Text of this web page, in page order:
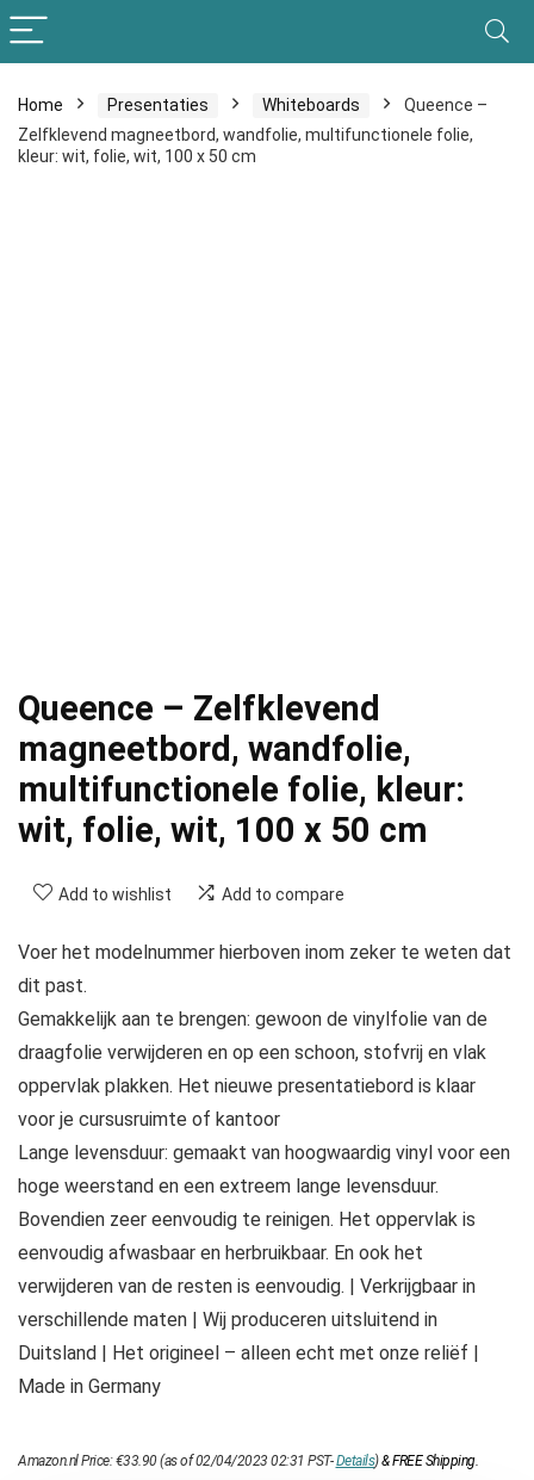
Home Presentaties Whiteboards
Queence –
Zelfklevend magneetbord, wandfolie, multifunctionele folie,
kleur: wit, folie, wit, 100 x 50 cm
Queence – Zelfklevend
magneetbord, wandfolie,
multifunctionele folie, kleur:
wit, folie, wit, 100 x 50 cm
Add to wishlist Add to compare
Voer het modelnummer hierboven inom zeker te weten dat
dit past.
Gemakkelijk aan te brengen: gewoon de vinylfolie van de
draagfolie verwijderen en op een schoon, stofvrij en vlak
oppervlak plakken. Het nieuwe presentatiebord is klaar
voor je cursusruimte of kantoor
Lange levensduur: gemaakt van hoogwaardig vinyl voor een
hoge weerstand en een extreem lange levensduur.
Bovendien zeer eenvoudig te reinigen. Het oppervlak is
eenvoudig afwasbaar en herbruikbaar. En ook het
verwijderen van de resten is eenvoudig. | Verkrijgbaar in
verschillende maten | Wij produceren uitsluitend in
Duitsland | Het origineel – alleen echt met onze reliëf |
Made in Germany
Amazon.nl Price:€33.90(as of 02/04/2023 02:31 PST-Details)&FREE Shipping.